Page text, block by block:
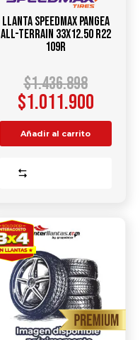
Llanta SPEEDMAX Pangea
All-Terrain 33X12.50 R22
109R
$1.436.898
$1.011.900
Añadir al carrito